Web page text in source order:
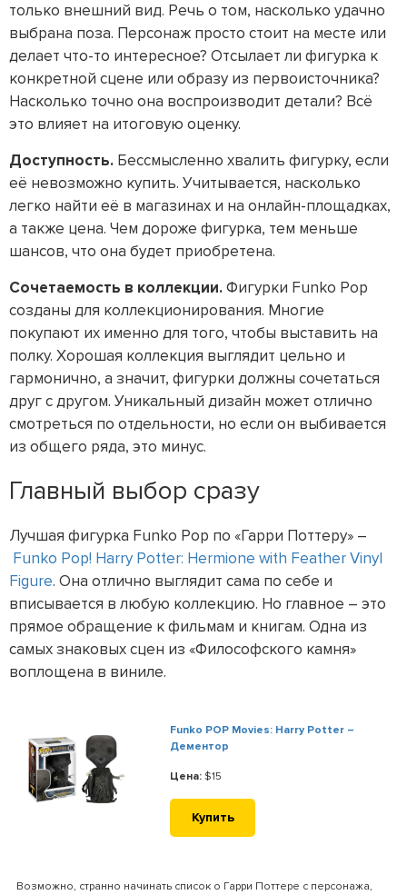
только внешний вид. Речь о том, насколько удачно
выбрана поза. Персонаж просто стоит на месте или
делает что-то интересное? Отсылает ли фигурка к
конкретной сцене или образу из первоисточника?
Насколько точно она воспроизводит детали? Всё
это влияет на итоговую оценку.
Доступность. Бессмысленно хвалить фигурку, если
её невозможно купить. Учитывается, насколько
легко найти её в магазинах и на онлайн-площадках,
а также цена. Чем дороже фигурка, тем меньше
шансов, что она будет приобретена.
Сочетаемость в коллекции.Фигурки Funko Pop
созданы для коллекционирования. Многие
покупают их именно для того, чтобы выставить на
полку. Хорошая коллекция выглядит цельно и
гармонично, а значит, фигурки должны сочетаться
друг с другом. Уникальный дизайн может отлично
смотреться по отдельности, но если он выбивается
из общего ряда, это минус.
Главный выбор сразу
Лучшая фигурка Funko Pop по «Гарри Поттеру» –
Funko Pop! Harry Potter: Hermione with Feather Vinyl
Figure. Она отлично выглядит сама по себе и
вписывается в любую коллекцию. Но главное – это
прямое обращение к фильмам и книгам. Одна из
самых знаковых сцен из «Философского камня»
воплощена в виниле.
Funko POP Movies: Harry Potter –
Дементор
Цена: $15
Купить
Возможно, странно начинать список о Гарри Поттере с персонажа,